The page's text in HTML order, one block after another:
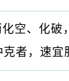
空、化
者，速宜